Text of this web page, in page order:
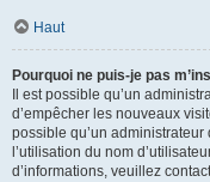
Haut
Pourquoi ne puis-je pas
Il est possible qu’un
d’empêcher les nouveaux
possible qu’un
l’utilisation du nom
d’informations, veuillez